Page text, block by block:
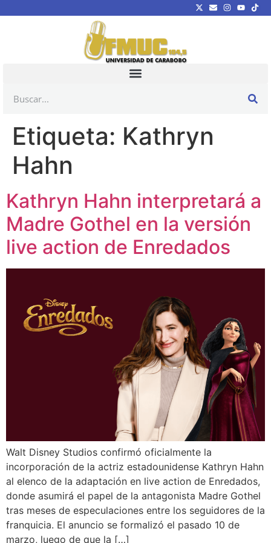
Etiqueta: Kathryn
Hahn
Kathryn Hahn interpretará a
Madre Gothel en la versión
live action de Enredados
Walt Disney Studios confirmó oficialmente la
incorporación de la actriz estadounidense Kathryn Hahn
al elenco de la adaptación en live action de Enredados,
donde asumirá el papel de la antagonista Madre Gothel
tras meses de especulaciones entre los seguidores de la
franquicia. El anuncio se formalizó el pasado 10 de
marzo, luego de que la […]